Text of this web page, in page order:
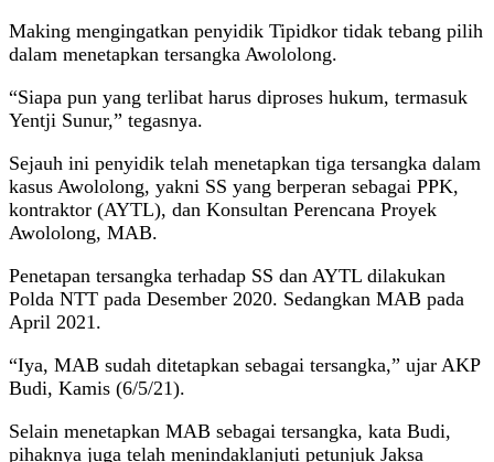
Making mengingatkan penyidik Tipidkor tidak tebang pilih
dalam menetapkan tersangka Awololong.
“Siapa pun yang terlibat harus diproses hukum, termasuk
Yentji Sunur,” tegasnya.
Sejauh ini penyidik telah menetapkan tiga tersangka dalam
kasus Awololong, yakni SS yang berperan sebagai PPK,
kontraktor (AYTL), dan Konsultan Perencana Proyek
Awololong, MAB.
Penetapan tersangka terhadap SS dan AYTL dilakukan
Polda NTT pada Desember 2020. Sedangkan MAB pada
April 2021.
“Iya, MAB sudah ditetapkan sebagai tersangka,” ujar AKP
Budi, Kamis (6/5/21).
Selain menetapkan MAB sebagai tersangka, kata Budi,
pihaknya juga telah menindaklanjuti petunjuk Jaksa